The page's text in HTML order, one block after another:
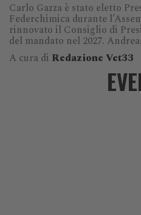
Carlo Gazza è stato eletto
Federchimica durante
rinnovato il Consiglio di
del mandato nel 2027.
A cura di Redazione Vet33